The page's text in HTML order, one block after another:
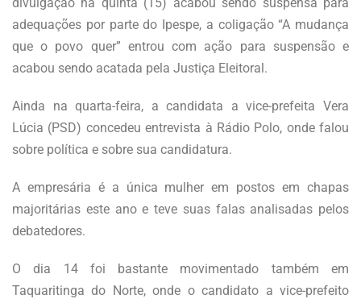
adequações por parte do Ipespe, a coligação “A mudança
que o povo quer” entrou com ação para suspensão e
acabou sendo acatada pela Justiça Eleitoral.
Ainda na quarta-feira, a candidata a vice-prefeita Vera
Lúcia (PSD) concedeu entrevista à Rádio Polo, onde falou
sobre política e sobre sua candidatura.
A empresária é a única mulher em postos em chapas
majoritárias este ano e teve suas falas analisadas pelos
debatedores.
O dia 14 foi bastante movimentado também em
Taquaritinga do Norte, onde o candidato a vice-prefeito